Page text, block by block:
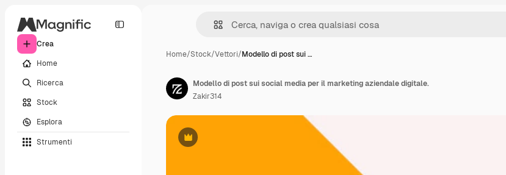
Crea
Home
Ricerca
Stock
Esplora
Strumenti
Home/Stock/Vettori/Modello di post sui …
Premium
Modello di post sui social media per il marketing aziendale digitale.
Zakir314